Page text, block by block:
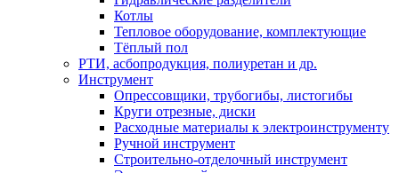
Котлы
Тепловое оборудование, комплектующие
Тёплый пол
РТИ, асбопродукция, полиуретан и др.
Инструмент
Опрессовщики, трубогибы, листогибы
Круги отрезные, диски
Расходные материалы к электроинструменту
Ручной инструмент
Строительно-отделочный инструмент